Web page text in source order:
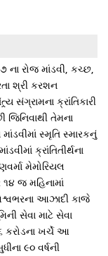
ના રોજ માંડવી, કચ્છ,
શ્રી કરશન
સંગ્રામના ક્રાંતિકારી
જિનિવાથી તેમના
સ્મૃતિ સ્મારકનું
ક્રાંતિતીર્થના
મેમોરિયલ
જ મહિનામાં
આઝાદી કાજે
સેવા માટે સેવા
ખર્ચે આ
૯૦ વર્ષની